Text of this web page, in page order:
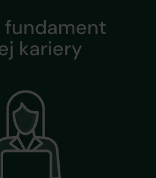
fundament
kariery